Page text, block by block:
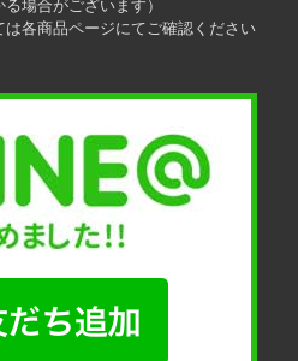
場合がございます）
各商品ページにてご確認ください